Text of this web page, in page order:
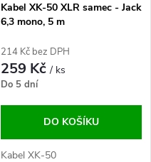
Kabel XK-50 XLR samec - Jack
6,3 mono, 5 m
214 Kč bez DPH
259 Kč/ ks
Do 5 dní
DO KOŠÍKU
Kabel XK-50